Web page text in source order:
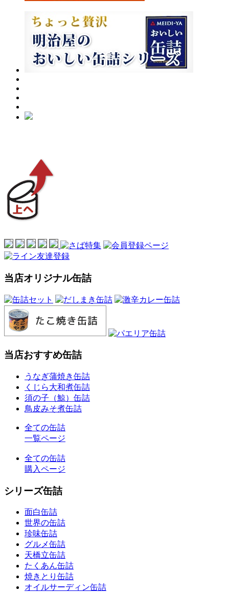
当店オリジナル缶詰
当店おすすめ缶詰
うなぎ蒲焼き缶詰
くじら大和煮缶詰
須の子（鯨）缶詰
鳥皮みそ煮缶詰
全ての缶詰
一覧ページ
全ての缶詰
購入ページ
シリーズ缶詰
面白缶詰
世界の缶詰
珍味缶詰
グルメ缶詰
天橋立缶詰
たくあん缶詰
焼きとり缶詰
オイルサーディン缶詰